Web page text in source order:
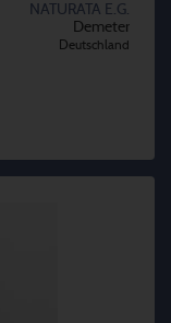
NATURATA E.G.
Demeter
Deutschland